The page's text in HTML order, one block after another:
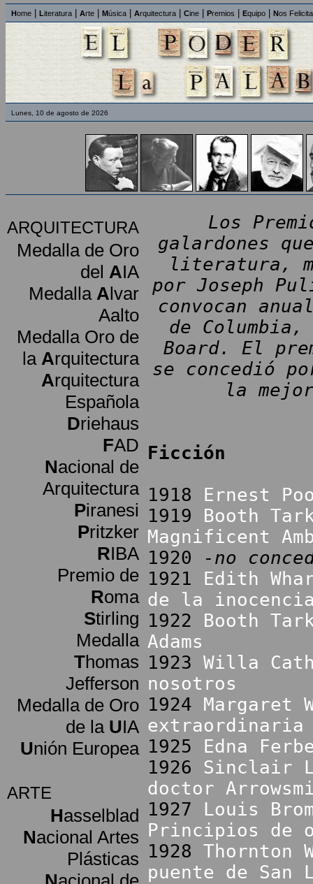
Home Literatura Arte Música Arquitectura Cine Premios Equipo Nos
Lunes, 10 de agosto de 2026
ARQUITECTURA
Medalla de Oro
del AIA
Medalla Alvar
Aalto
Medalla Oro de
la Arquitectura
Arquitectura
Española
Driehaus
FAD
Nacional de
Arquitectura
Piranesi
Pritzker
RIBA
Premio de
Roma
Stirling
Medalla
Thomas
Jefferson
Medalla de Oro
de la UIA
Unión Europea
ARTE
Hasselblad
Nacional Artes
Plásticas
Los
galardones
literatura,
por Joseph
convocan
de
Board. El
se concedió
la
Ficción
1918 Ernest
1919 Booth
Magnificent
1920
-no
1921 Edith
de la
1922 Booth
Adams
1923 Willa
nosotros
1924 Margaret
extraordinaria
1925 Edna
1926 Sinclair
doctor
1927 Louis
Principios de
1928 Thornton
puente de San